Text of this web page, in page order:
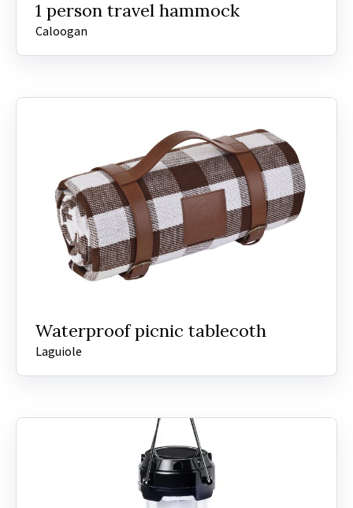
1 person travel hammock
Caloogan
Waterproof picnic tablecoth
Laguiole